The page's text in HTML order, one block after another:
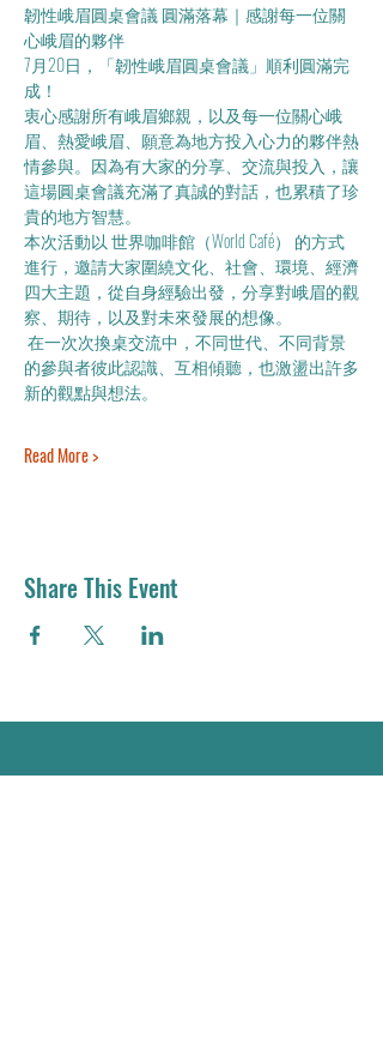
韌性峨眉圓桌會議 圓滿落幕｜感謝每一位關
心峨眉的夥伴
7月20日，「韌性峨眉圓桌會議」順利圓滿完
成！
衷心感謝所有峨眉鄉親，以及每一位關心峨
眉、熱愛峨眉、願意為地方投入心力的夥伴熱
情參與。因為有大家的分享、交流與投入，讓
這場圓桌會議充滿了真誠的對話，也累積了珍
貴的地方智慧。
本次活動以 世界咖啡館（World Café） 的方式
進行，邀請大家圍繞文化、社會、環境、經濟
四大主題，從自身經驗出發，分享對峨眉的觀
察、期待，以及對未來發展的想像。
在一次次換桌交流中，不同世代、不同背景
的參與者彼此認識、互相傾聽，也激盪出許多
新的觀點與想法。
Read More >
Share This Event